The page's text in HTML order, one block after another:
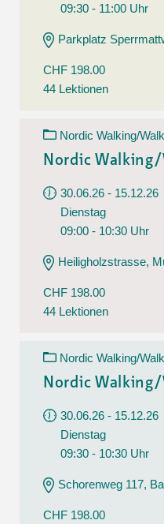
09:30 - 11:00 Uhr
Parkplatz
CHF 198.00
44 Lektionen
Nordic Walking/
Nordic
30.06.26 - 15.12.26
Dienstag
09:00 - 10:30 Uhr
Heiligholzstrasse,
CHF 198.00
44 Lektionen
Nordic Walking/
Nordic
30.06.26 - 15.12.26
Dienstag
09:30 - 10:30 Uhr
Schorenweg 117,
CHF 198.00